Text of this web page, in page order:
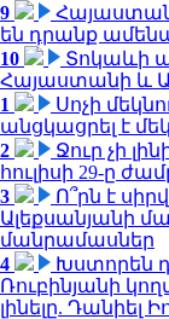
9
են դրանք
10
Տոկաևի
Հայաստանի և
1
Սոչի
անցկացրել է
2
Ջուր չի
հուլիսի 29-ը
3
Ո՞րն է
Ալեքսանյանի
մանրամասներ
4
Խստորեն
Ռուբինյանի
լինելը. Դանիել